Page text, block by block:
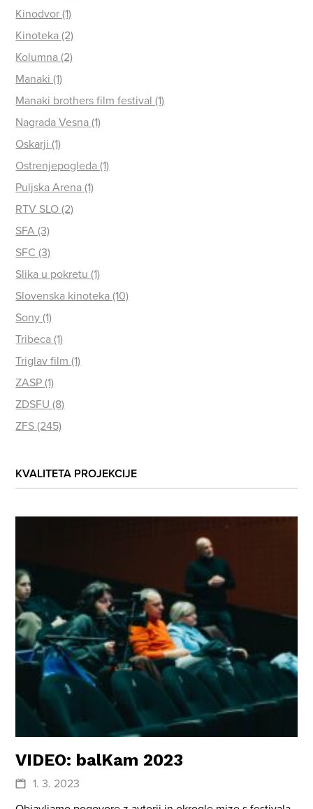
Kinodvor (1)
Kinoteka (2)
Kolumna (2)
Manaki (1)
Manaki brothers film festival (1)
Nagrada Vesna (1)
Oskarji (1)
Ostrenjepogleda (1)
Puljska Arena (1)
RTV SLO (2)
SFA (3)
SFC (3)
Slika u pokretu (1)
Slovenska kinoteka (10)
Sony (1)
Tribeca (1)
Triglav film (1)
ZASP (1)
ZDSFU (8)
ZFS (245)
KVALITETA PROJEKCIJE
VIDEO: balKam 2023
1. 3. 2023